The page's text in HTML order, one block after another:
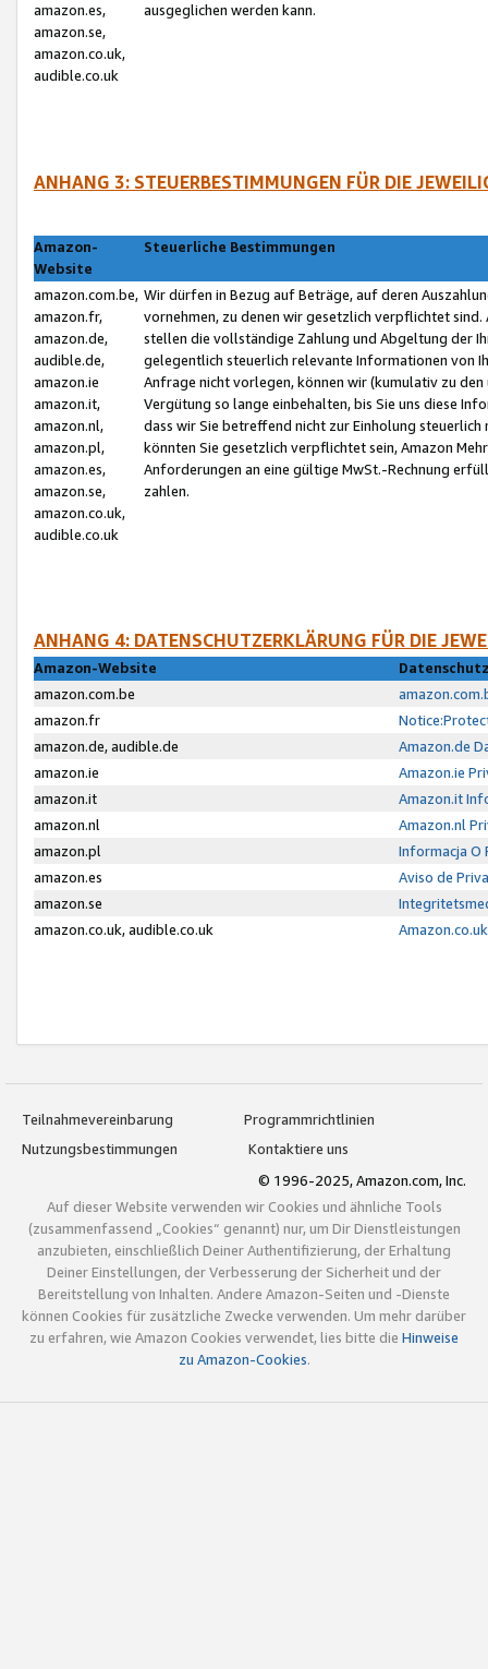
amazon.es,
amazon.se,
amazon.co.uk,
audible.co.uk
ausgeglichen werden kann.
ANHANG 3: STEUERBESTIMMUNGEN FÜR DIE
Amazon-
Website
Steuerliche Bestimmungen
amazon.com.be,
amazon.fr,
amazon.de,
audible.de,
amazon.ie
amazon.it,
amazon.nl,
amazon.pl,
amazon.es,
amazon.se,
amazon.co.uk,
audible.co.uk
Wir dürfen in Bezug auf Beträge, auf deren
vornehmen, zu denen wir gesetzlich verpflichtet
stellen die vollständige Zahlung und Abgeltung der
gelegentlich steuerlich relevante Informationen von
Anfrage nicht vorlegen, können wir (kumulativ zu
Vergütung so lange einbehalten, bis Sie uns diese
dass wir Sie betreffend nicht zur Einholung
könnten Sie gesetzlich verpflichtet sein, Amazon
Anforderungen an eine gültige MwSt.-Rechnung
zahlen.
ANHANG 4: DATENSCHUTZERKLÄRUNG FÜR DIE
Amazon-Website
amazon.com.be
amazon.fr
amazon.de, audible.de
Amazon.de
amazon.ie
Amazon.ie
amazon.it
Amazon.it
amazon.nl
Amazon.nl
amazon.pl
Informacja O
amazon.es
Aviso de
amazon.se
amazon.co.uk, audible.co.uk
Teilnahmevereinbarung
Programmrichtlinien
Nutzungsbestimmungen
Kontaktiere uns
© 1996-2025, Amazon.com, Inc.
Auf dieser Website verwenden wir Cookies und ähnliche Tools
(zusammenfassend „Cookies“ genannt) nur, um Dir Dienstleistungen
anzubieten, einschließlich Deiner Authentifizierung, der Erhaltung
Deiner Einstellungen, der Verbesserung der Sicherheit und der
Bereitstellung von Inhalten. Andere Amazon-Seiten und -Dienste
können Cookies für zusätzliche Zwecke verwenden. Um mehr darüber
zu erfahren, wie Amazon Cookies verwendet, lies bitte die Hinweise
zu Amazon-Cookies.